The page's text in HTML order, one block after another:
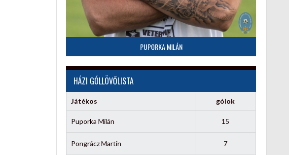
PUPORKA MILÁN
HÁZI GÓLLÖVŐLISTA
Játékos gólok
Puporka Milán 15
Pongrácz Martin 7